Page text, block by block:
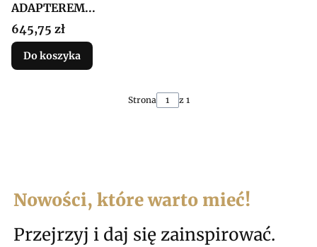
ADAPTEREM...
Cena
645,75 zł
Do koszyka
Strona z 1
Nowości, które warto mieć!
Przejrzyj i daj się zainspirować.